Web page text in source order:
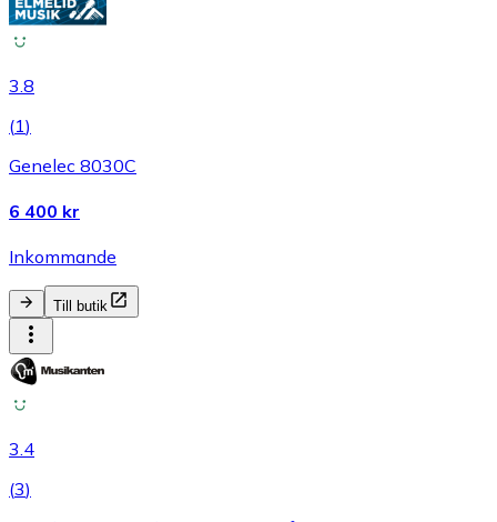
3.8
(1)
Genelec 8030C
6 400 kr
Inkommande
Till butik
3.4
(3)